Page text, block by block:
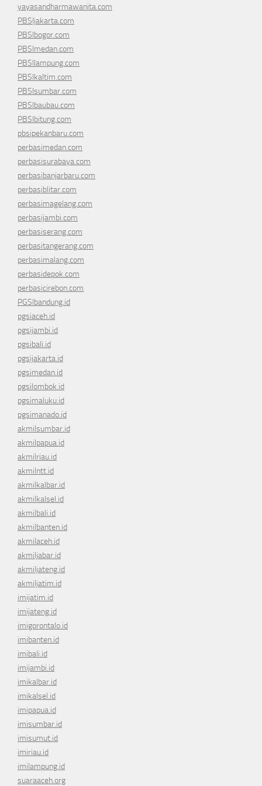
yayasandharmawanita.com
PBSIjakarta.com
PBSIbogor.com
PBSImedan.com
PBSIlampung.com
PBSIkaltim.com
PBSIsumbar.com
PBSIbaubau.com
PBSIbitung.com
pbsipekanbaru.com
perbasimedan.com
perbasisurabaya.com
perbasibanjarbaru.com
perbasiblitar.com
perbasimagelang.com
perbasijambi.com
perbasiserang.com
perbasitangerang.com
perbasimalang.com
perbasidepok.com
perbasicirebon.com
PGSIbandung.id
pgsiaceh.id
pgsijambi.id
pgsibali.id
pgsijakarta.id
pgsimedan.id
pgsilombok.id
pgsimaluku.id
pgsimanado.id
akmilsumbar.id
akmilpapua.id
akmilriau.id
akmilntt.id
akmilkalbar.id
akmilkalsel.id
akmilbali.id
akmilbanten.id
akmilaceh.id
akmiljabar.id
akmiljateng.id
akmiljatim.id
imijatim.id
imijateng.id
imigorontalo.id
imibanten.id
imibali.id
imijambi.id
imikalbar.id
imikalsel.id
imipapua.id
imisumbar.id
imisumut.id
imiriau.id
imilampung.id
suaraaceh.org